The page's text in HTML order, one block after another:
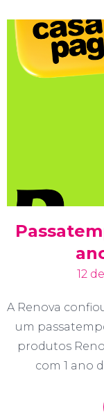
12
A Renova
um
produtos
com 1 ano